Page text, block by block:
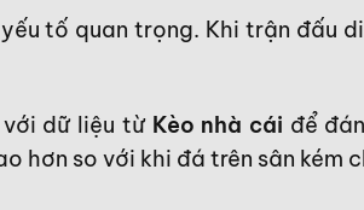
tố quan trọng. Khi trận đấu
dữ liệu từ Kèo nhà cái để
hơn so với khi đá trên sân kém